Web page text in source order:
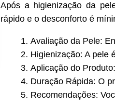
Após a higienização da
rápido e o desconforto é
Avaliação da Pele:
Higienização: A pele
Aplicação do
Duração Rápida: O
Recomendações: